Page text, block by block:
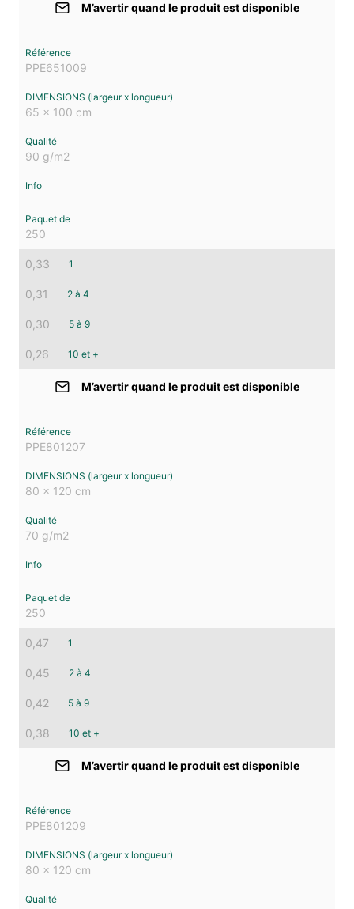
M’avertir quand le produit est disponible
PPE651009
65 x 100 cm
90 g/m2
250
0,33 1
0,31 2 à 4
0,30 5 à 9
0,26 10 et +
M’avertir quand le produit est disponible
PPE801207
80 x 120 cm
70 g/m2
250
0,47 1
0,45 2 à 4
0,42 5 à 9
0,38 10 et +
M’avertir quand le produit est disponible
PPE801209
80 x 120 cm